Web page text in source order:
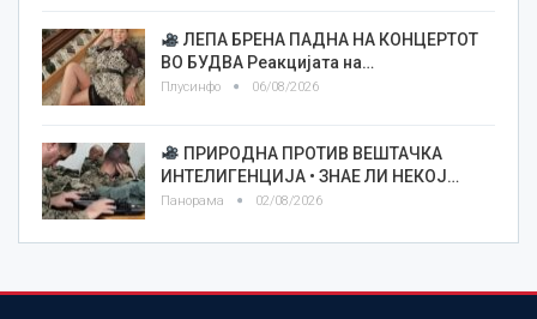
ЛЕПА БРЕНА ПАДНА НА КОНЦЕРТОТ
ВО БУДВА Реакцијата на…
Плусинфо 06/08/2026
ПРИРОДНА ПРОТИВ ВЕШТАЧКА
ИНТЕЛИГЕНЦИЈА • ЗНАЕ ЛИ НЕКОЈ…
Панорама 02/08/2026